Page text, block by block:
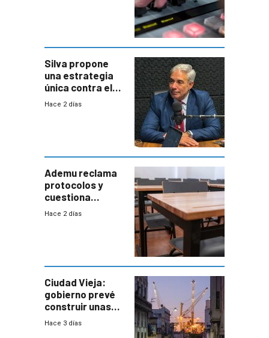
Silva propone
una estrategia
única contra el
narcotráfico y
Hace 2 días
Ademu reclama
protocolos y
cuestiona
demora de
Hace 2 días
Ciudad Vieja:
gobierno prevé
construir unas
mil viviendas en
Hace 3 días